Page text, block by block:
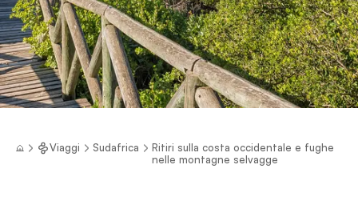
Viaggi Sudafrica
Ritiri sulla costa occidentale e fughe
nelle montagne selvagge